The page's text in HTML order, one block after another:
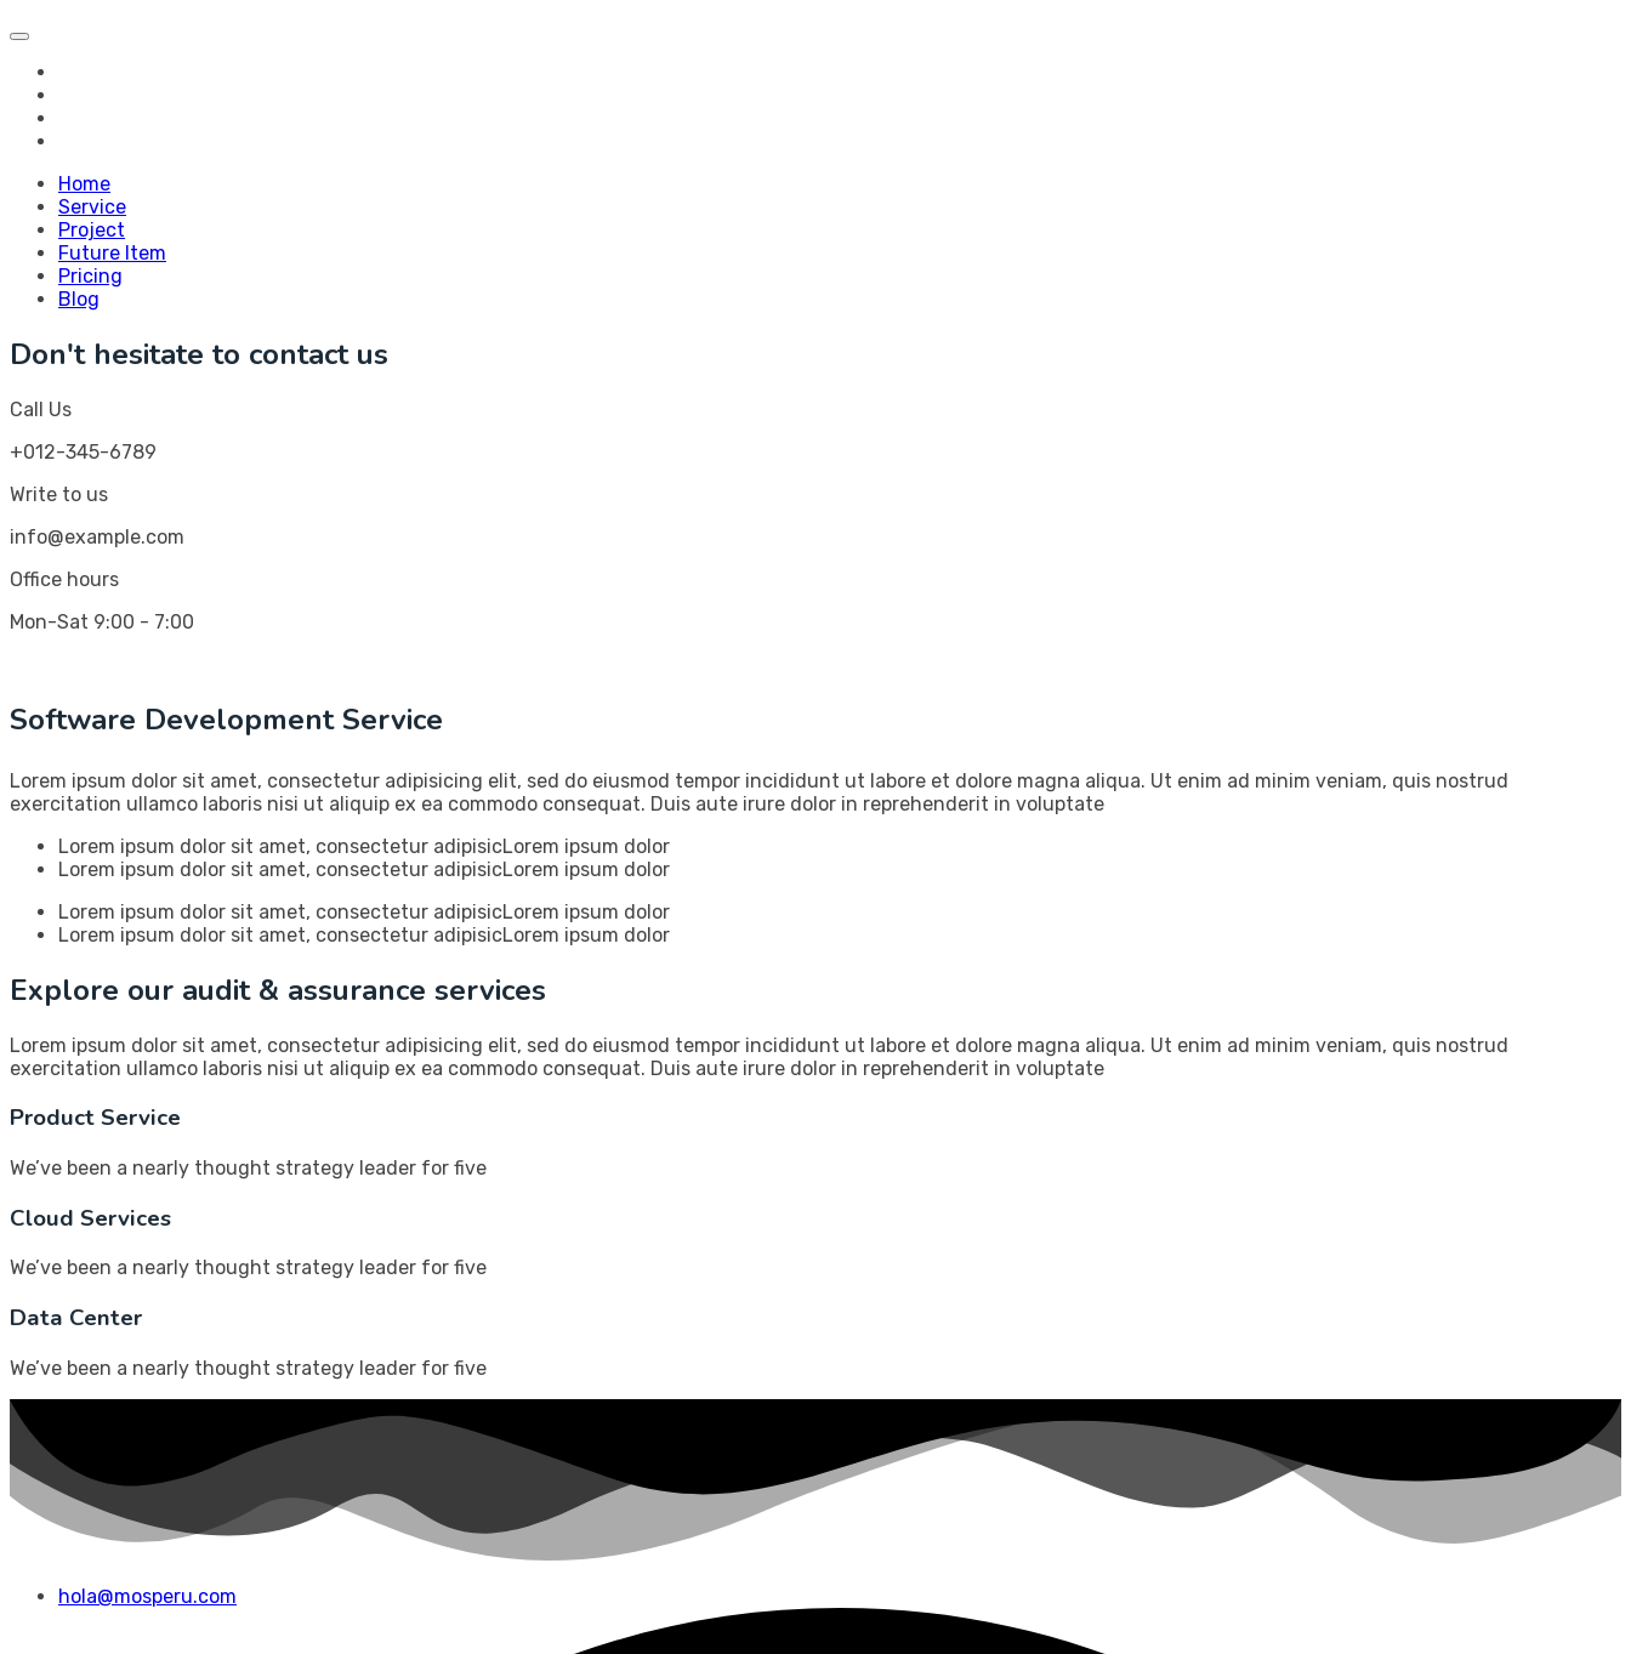
Home
Service
Project
Future Item
Pricing
Blog
Don't hesitate to contact us
Call Us
+012-345-6789
Write to us
info@example.com
Office hours
Mon-Sat 9:00 - 7:00
Software Development Service
Lorem ipsum dolor sit amet, consectetur adipisicing elit, sed do eiusmod tempor incididunt ut labore et dolore magna aliqua. Ut enim ad minim veniam, quis nostrud
exercitation ullamco laboris nisi ut aliquip ex ea commodo consequat. Duis aute irure dolor in reprehenderit in voluptate
Lorem ipsum dolor sit amet, consectetur adipisicLorem ipsum dolor
Lorem ipsum dolor sit amet, consectetur adipisicLorem ipsum dolor
Lorem ipsum dolor sit amet, consectetur adipisicLorem ipsum dolor
Lorem ipsum dolor sit amet, consectetur adipisicLorem ipsum dolor
Explore our audit & assurance services
Lorem ipsum dolor sit amet, consectetur adipisicing elit, sed do eiusmod tempor incididunt ut labore et dolore magna aliqua. Ut enim ad minim veniam, quis nostrud
exercitation ullamco laboris nisi ut aliquip ex ea commodo consequat. Duis aute irure dolor in reprehenderit in voluptate
Product Service
We’ve been a nearly thought strategy leader for five
Cloud Services
We’ve been a nearly thought strategy leader for five
Data Center
We’ve been a nearly thought strategy leader for five
hola@mosperu.com